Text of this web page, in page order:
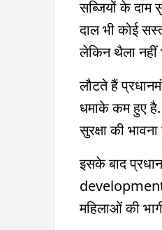
सब्जियों के दाम
दाल भी कोई
लेकिन थैला नहीं
लौटते हैं
धमाके कम हुए है.
सुरक्षा की
इसके बाद
development
महिलाओं की